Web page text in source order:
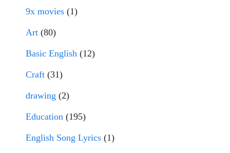
9x movies (1)
Art (80)
Basic English (12)
Craft (31)
drawing (2)
Education (195)
English Song Lyrics (1)